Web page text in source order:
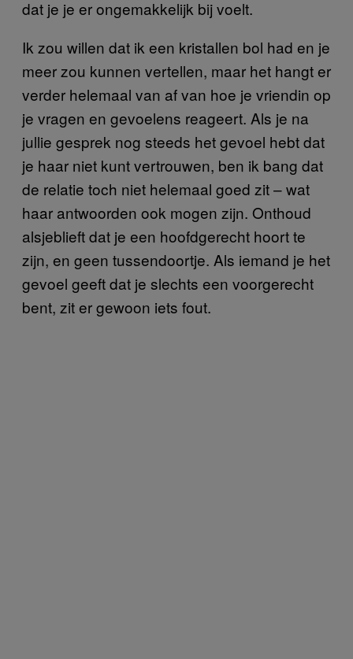
dat je je er ongemakkelijk bij voelt.
Ik zou willen dat ik een kristallen bol had en je
meer zou kunnen vertellen, maar het hangt er
verder helemaal van af van hoe je vriendin op
je vragen en gevoelens reageert. Als je na
jullie gesprek nog steeds het gevoel hebt dat
je haar niet kunt vertrouwen, ben ik bang dat
de relatie toch niet helemaal goed zit – wat
haar antwoorden ook mogen zijn. Onthoud
alsjeblieft dat je een hoofdgerecht hoort te
zijn, en geen tussendoortje. Als iemand je het
gevoel geeft dat je slechts een voorgerecht
bent, zit er gewoon iets fout.